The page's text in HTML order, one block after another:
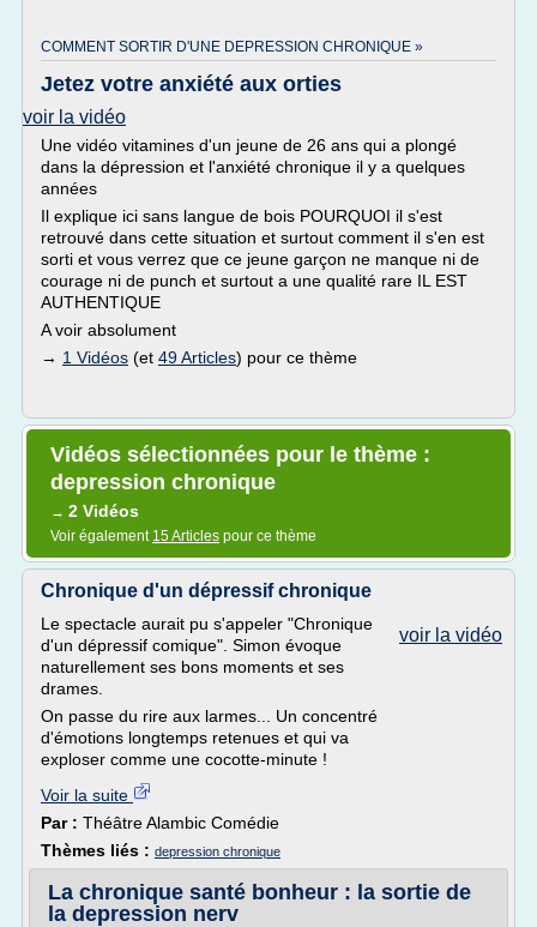
COMMENT SORTIR D'UNE DEPRESSION CHRONIQUE »
Jetez votre anxiété aux orties
voir la vidéo
Une vidéo vitamines d'un jeune de 26 ans qui a plongé
dans la dépression et l'anxiété chronique il y a quelques
années
Il explique ici sans langue de bois POURQUOI il s'est
retrouvé dans cette situation et surtout comment il s'en est
sorti et vous verrez que ce jeune garçon ne manque ni de
courage ni de punch et surtout a une qualité rare IL EST
AUTHENTIQUE
A voir absolument
→ 1 Vidéos (et 49 Articles) pour ce thème
Vidéos sélectionnées pour le thème :
depression chronique
→ 2 Vidéos
Voir également 15 Articles pour ce thème
Chronique d'un dépressif chronique
voir la vidéo
Le spectacle aurait pu s'appeler "Chronique
d'un dépressif comique". Simon évoque
naturellement ses bons moments et ses
drames.
On passe du rire aux larmes... Un concentré
d'émotions longtemps retenues et qui va
exploser comme une cocotte-minute !
Voir la suite
Par : Théâtre Alambic Comédie
Thèmes liés : depression chronique
La chronique santé bonheur : la sortie de
la depression nerv